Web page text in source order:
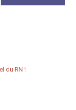
du RN !